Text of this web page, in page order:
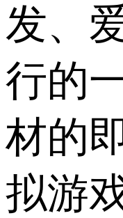
发、
行的
材的
拟游